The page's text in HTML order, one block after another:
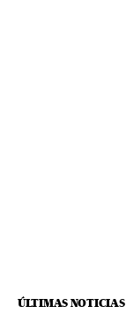
ÚLTIMAS NOTICIAS